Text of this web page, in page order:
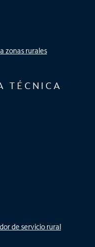
zonas rurales
TÉCNICA
de servicio rural